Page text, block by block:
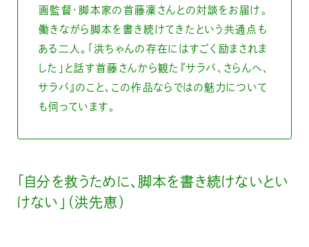
画監督・脚本家の首藤凜さんとの対談をお届け。
働きながら脚本を書き続けてきたという共通点も
ある二人。「洪ちゃんの存在にはすごく励まされま
した」と話す首藤さんから観た『サラバ、さらんへ、
サラバ』のこと、この作品ならではの魅力について
も伺っています。
「自分を救うために、脚本を書き続けないとい
けない」（洪先恵）